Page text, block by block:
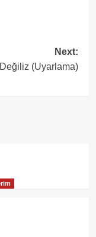
Next:
(Uyarlama)